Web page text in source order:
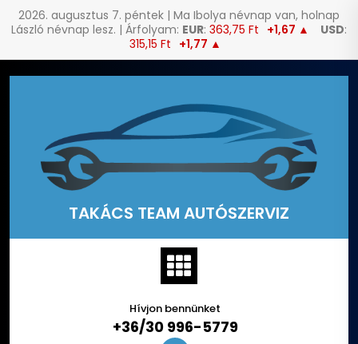
2026. augusztus 7. péntek | Ma Ibolya névnap van, holnap
László névnap lesz. | Árfolyam: EUR: 363,75 Ft +1,67 ▲ USD:
315,15 Ft +1,77 ▲
TAKÁCS TEAM AUTÓSZERVIZ
Hívjon bennünket
+36/30 996-5779